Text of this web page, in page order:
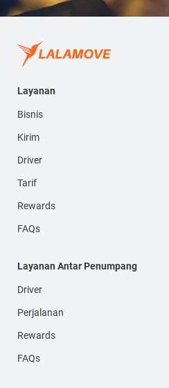
Layanan
Bisnis
Kirim
Driver
Tarif
Rewards
FAQs
Layanan Antar Penumpang
Driver
Perjalanan
Rewards
FAQs